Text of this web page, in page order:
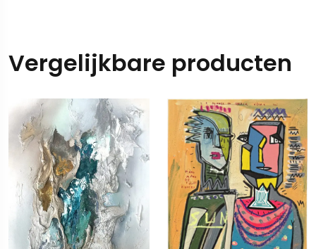
Vergelijkbare producten